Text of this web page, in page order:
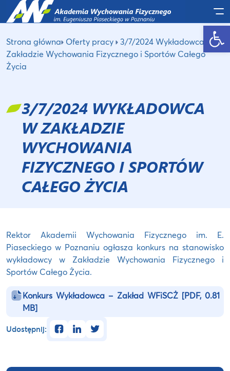
Otwórz pasek narzędzi
Strona główna Oferty pracy
3/7/2024 Wykładowca w
Zakładzie Wychowania Fizycznego i Sportów Całego
Życia
3/7/2024 WYKŁADOWCA
W ZAKŁADZIE
WYCHOWANIA
FIZYCZNEGO I SPORTÓW
CAŁEGO ŻYCIA
Rektor Akademii Wychowania Fizycznego im. E.
Piaseckiego w Poznaniu ogłasza konkurs na stanowisko
wykładowcy w Zakładzie Wychowania Fizycznego i
Sportów Całego Życia.
Konkurs Wykładowca – Zakład WFiSCŻ [PDF, 0.81
MB]
Udostępnij: facebooklinkedintwitter